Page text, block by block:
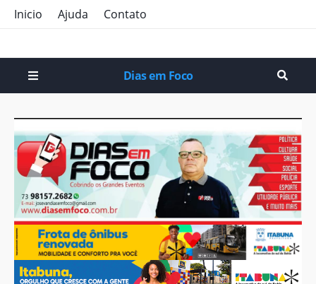
Inicio Ajuda Contato
Dias em Foco